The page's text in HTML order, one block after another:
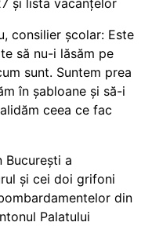
și lista vacanțelor
consilier școlar: Este
să nu-i lăsăm pe
sunt. Suntem prea
în șabloane și să-i
ceea ce fac
București a
și cei doi grifoni
din
Palatului